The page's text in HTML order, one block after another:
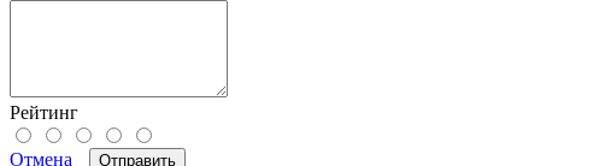
Рейтинг
Отмена Отправить